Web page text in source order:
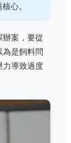
心。
辦案，要從
為是飼料問
力導致過度